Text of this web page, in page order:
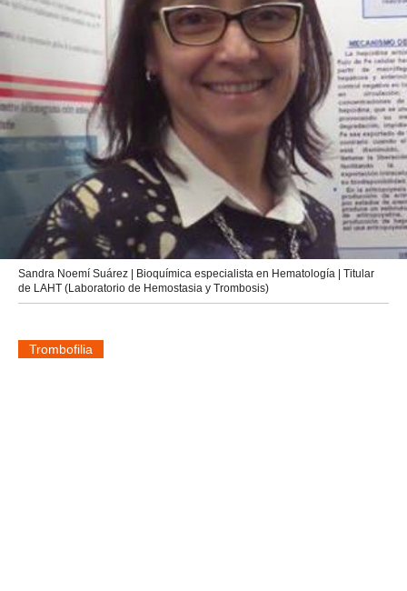
Sandra Noemí Suárez | Bioquímica especialista en Hematología | Titular
de LAHT (Laboratorio de Hemostasia y Trombosis)
Trombofilia